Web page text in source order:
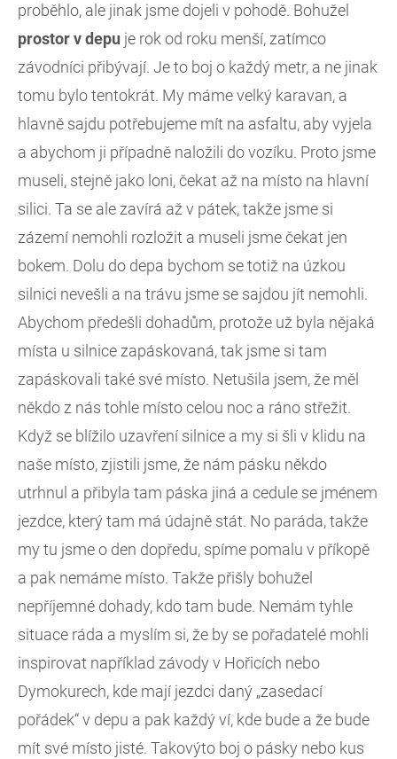
proběhlo, ale jinak jsme dojeli v pohodě. Bohužel
prostor v depu je rok od roku menší, zatímco
závodníci přibývají. Je to boj o každý metr, a ne jinak
tomu bylo tentokrát. My máme velký karavan, a
hlavně sajdu potřebujeme mít na asfaltu, aby vyjela
a abychom ji případně naložili do vozíku. Proto jsme
museli, stejně jako loni, čekat až na místo na hlavní
silici. Ta se ale zavírá až v pátek, takže jsme si
zázemí nemohli rozložit a museli jsme čekat jen
bokem. Dolu do depa bychom se totiž na úzkou
silnici nevešli a na trávu jsme se sajdou jít nemohli.
Abychom předešli dohadům, protože už byla nějaká
místa u silnice zapáskovaná, tak jsme si tam
zapáskovali také své místo. Netušila jsem, že měl
někdo z nás tohle místo celou noc a ráno střežit.
Když se blížilo uzavření silnice a my si šli v klidu na
naše místo, zjistili jsme, že nám pásku někdo
utrhnul a přibyla tam páska jiná a cedule se jménem
jezdce, který tam má údajně stát. No paráda, takže
my tu jsme o den dopředu, spíme pomalu v příkopě
a pak nemáme místo. Takže přišly bohužel
nepříjemné dohady, kdo tam bude. Nemám tyhle
situace ráda a myslím si, že by se pořadatelé mohli
inspirovat například závody v Hořicích nebo
Dymokurech, kde mají jezdci daný „zasedací
pořádek“ v depu a pak každý ví, kde bude a že bude
mít své místo jisté. Takovýto boj o pásky nebo kus